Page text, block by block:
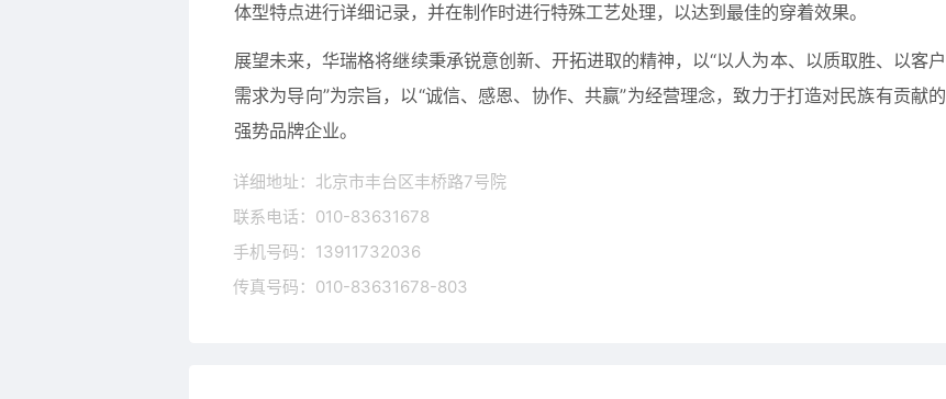
体型特点进行详细记录，并在制作时进行特殊工艺处理，以达到最佳的穿着效果。
展望未来，华瑞格将继续秉承锐意创新、开拓进取的精神，以“以人为本、以质取胜、以客户
需求为导向”为宗旨，以“诚信、感恩、协作、共赢”为经营理念，致力于打造对民族有贡献的
强势品牌企业。
详细地址：北京市丰台区丰桥路7号院
联系电话：010-83631678
手机号码：13911732036
传真号码：010-83631678-803